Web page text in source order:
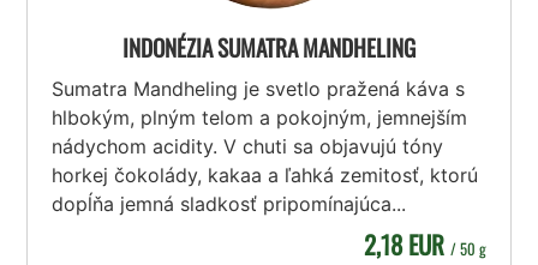
INDONÉZIA SUMATRA MANDHELING
Sumatra Mandheling je svetlo pražená káva s
hlbokým, plným telom a pokojným, jemnejším
nádychom acidity. V chuti sa objavujú tóny
horkej čokolády, kakaa a ľahká zemitosť, ktorú
dopĺňa jemná sladkosť pripomínajúca...
2,18 EUR / 50 g